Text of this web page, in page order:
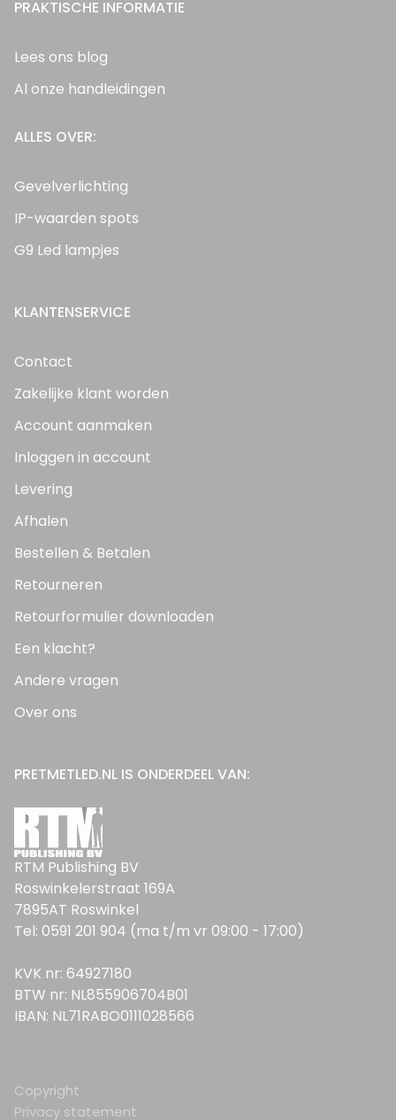
PRAKTISCHE INFORMATIE
Lees ons blog
Al onze handleidingen
ALLES OVER:
Gevelverlichting
IP-waarden spots
G9 Led lampjes
KLANTENSERVICE
Contact
Zakelijke klant worden
Account aanmaken
Inloggen in account
Levering
Afhalen
Bestellen & Betalen
Retourneren
Retourformulier downloaden
Een klacht?
Andere vragen
Over ons
PRETMETLED.NL IS ONDERDEEL VAN:
RTM Publishing BV
Roswinkelerstraat 169A
7895AT Roswinkel
Tel: 0591 201 904 (ma t/m vr 09:00 - 17:00)
KVK nr: 64927180
BTW nr: NL855906704B01
IBAN: NL71RABO0111028566
Copyright
Privacy statement